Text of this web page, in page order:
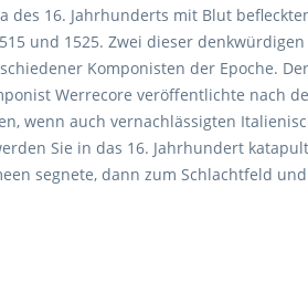
des 16. Jahrhunderts mit Blut
und 1525. Zwei dieser
Komponisten der Epoche.
Werrecore veröffentlichte nach
wenn auch vernachlässigten
Sie in das 16. Jahrhundert
segnete, dann zum Schlachtfeld